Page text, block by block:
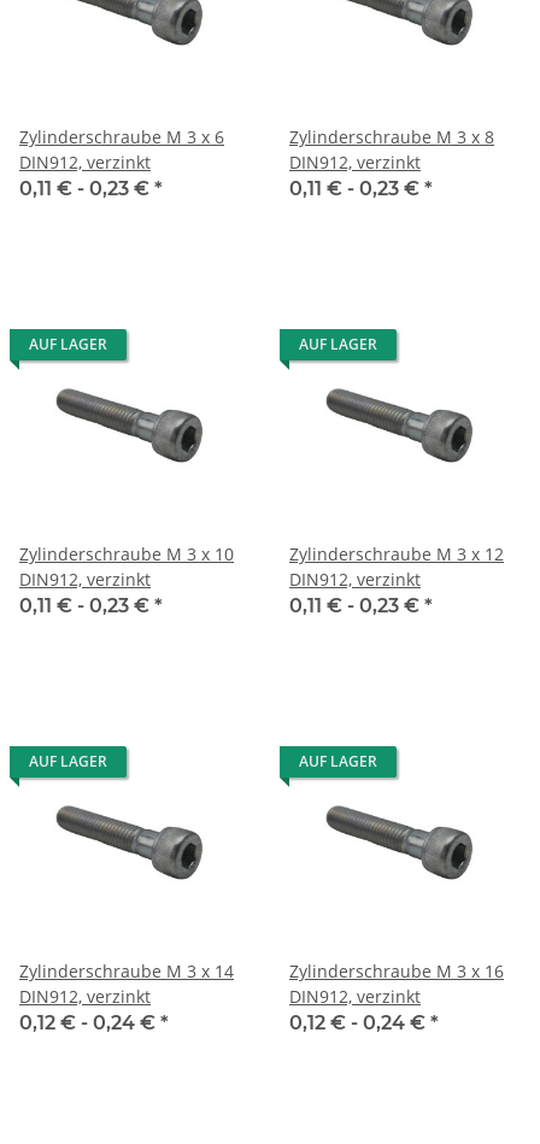
Zylinderschraube M 3 x 6
DIN912, verzinkt
0,11 € - 0,23 € *
Zylinderschraube M 3 x 8
DIN912, verzinkt
0,11 € - 0,23 € *
AUF LAGER
Zylinderschraube M 3 x 10
DIN912, verzinkt
0,11 € - 0,23 € *
AUF LAGER
Zylinderschraube M 3 x 12
DIN912, verzinkt
0,11 € - 0,23 € *
AUF LAGER
Zylinderschraube M 3 x 14
DIN912, verzinkt
0,12 € - 0,24 € *
AUF LAGER
Zylinderschraube M 3 x 16
DIN912, verzinkt
0,12 € - 0,24 € *